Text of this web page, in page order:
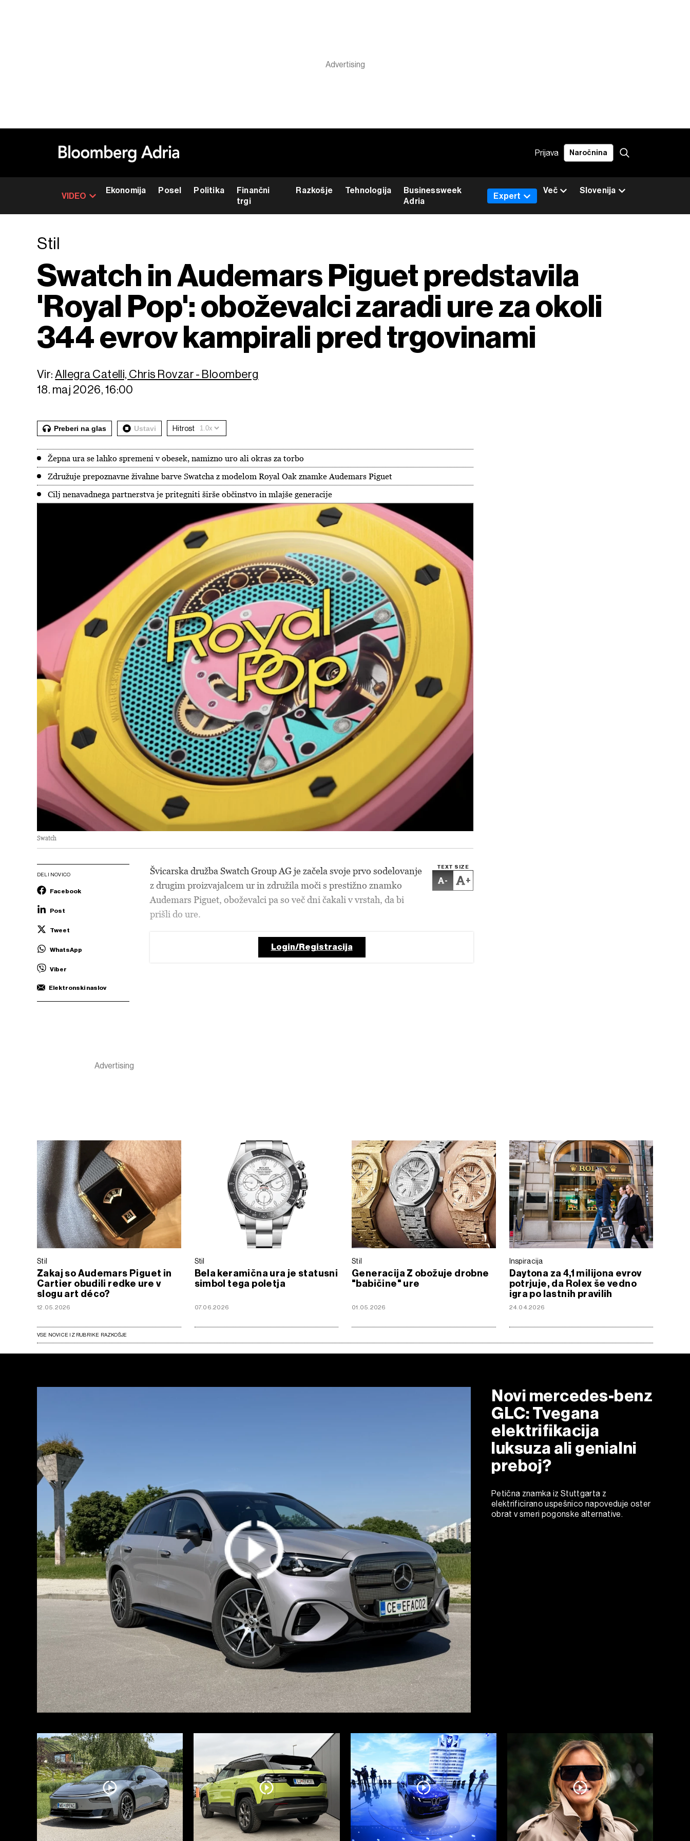
Prijava Naročnina
VIDEO
Ekonomija Posel Politika
Finančni
trgi
Razkošje Tehnologija
Businessweek
Adria
Slovenija
Expert
Več
Stil
Swatch in Audemars Piguet predstavila
'Royal Pop': oboževalci zaradi ure za okoli
344 evrov kampirali pred trgovinami
Vir:Allegra Catelli, Chris Rovzar - Bloomberg
18. maj 2026, 16:00
Preberi na glas Ustavi Hitrost
Žepna ura se lahko spremeni v obesek, namizno uro ali okras za torbo
Združuje prepoznavne živahne barve Swatcha z modelom Royal Oak znamke Audemars Piguet
Cilj nenavadnega partnerstva je pritegniti širše občinstvo in mlajše generacije
Swatch
DELI NOVICO
Facebook
Post
Tweet
WhatsApp
Viber
Elektronski naslov
TEXT SIZE
- +
Švicarska družba Swatch Group AG je začela svoje prvo sodelovanje
z drugim proizvajalcem ur in združila moči s prestižno znamko
Audemars Piguet, oboževalci pa so več dni čakali v vrstah, da bi
prišli do ure.
Login/Registracija
Stil
Zakaj so Audemars Piguet in
Cartier obudili redke ure v
slogu art déco?
12.05.2026
Stil
Bela keramična ura je statusni
simbol tega poletja
07.06.2026
Stil
Generacija Z obožuje drobne
"babičine" ure
01.05.2026
Inspiracija
Daytona za 4,1 milijona evrov
potrjuje, da Rolex še vedno
igra po lastnih pravilih
24.04.2026
VSE NOVICE IZ RUBRIKE RAZKOŠJE
Novi mercedes-benz
GLC: Tvegana
elektrifikacija
luksuza ali genialni
preboj?
Petična znamka iz Stuttgarta z
elektrificirano uspešnico napoveduje oster
obrat v smeri pogonske alternative.